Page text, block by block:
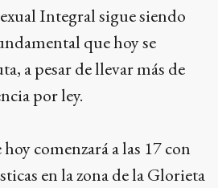
Integral sigue siendo
que hoy se
a pesar de llevar más de
por ley.
comenzará a las 17 con
en la zona de la Glorieta